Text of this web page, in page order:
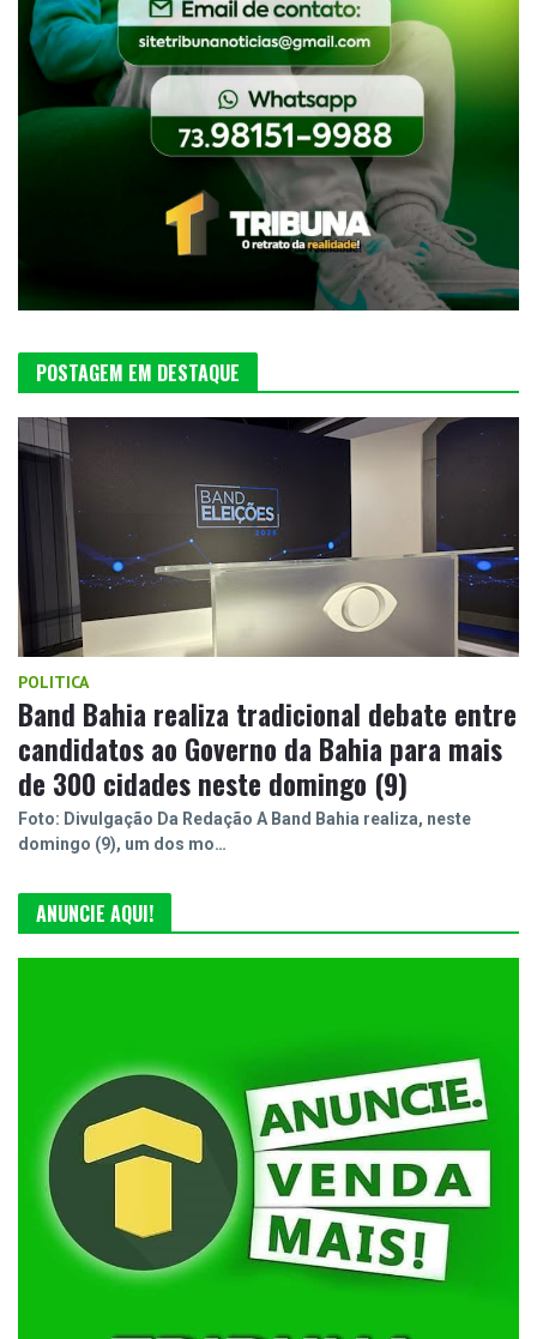
POSTAGEM EM DESTAQUE
POLITICA
Band Bahia realiza tradicional debate entre
candidatos ao Governo da Bahia para mais
de 300 cidades neste domingo (9)
Foto: Divulgação Da Redação A Band Bahia realiza, neste
domingo (9), um dos mo…
ANUNCIE AQUI!